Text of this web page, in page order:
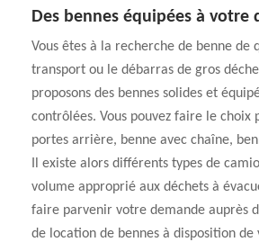
Des bennes équipées à votre
Vous êtes à la recherche de benne de
transport ou le débarras de gros
proposons des bennes solides et
contrôlées. Vous pouvez faire le choix
portes arrière, benne avec chaîne,
Il existe alors différents types de
volume approprié aux déchets à
faire parvenir votre demande auprès
de location de bennes à disposition de